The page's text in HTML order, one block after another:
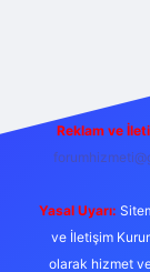
Reklam ve
Yasal Uyarı:
ve İletişim
olarak hizmet